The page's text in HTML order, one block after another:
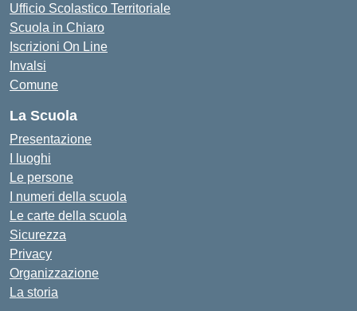
Ufficio Scolastico Territoriale
Scuola in Chiaro
Iscrizioni On Line
Invalsi
Comune
La Scuola
Presentazione
I luoghi
Le persone
I numeri della scuola
Le carte della scuola
Sicurezza
Privacy
Organizzazione
La storia